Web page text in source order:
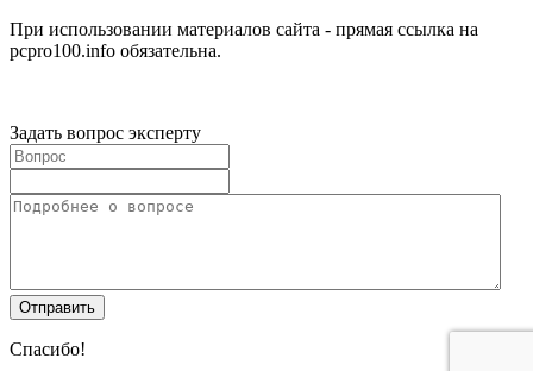
При использовании материалов сайта - прямая ссылка на
pcpro100.info обязательна.
Задать вопрос эксперту
Спасибо!